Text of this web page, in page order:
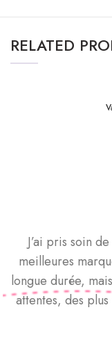
RELATED
J’ai pris soin
meilleures
longue durée,
attentes, des